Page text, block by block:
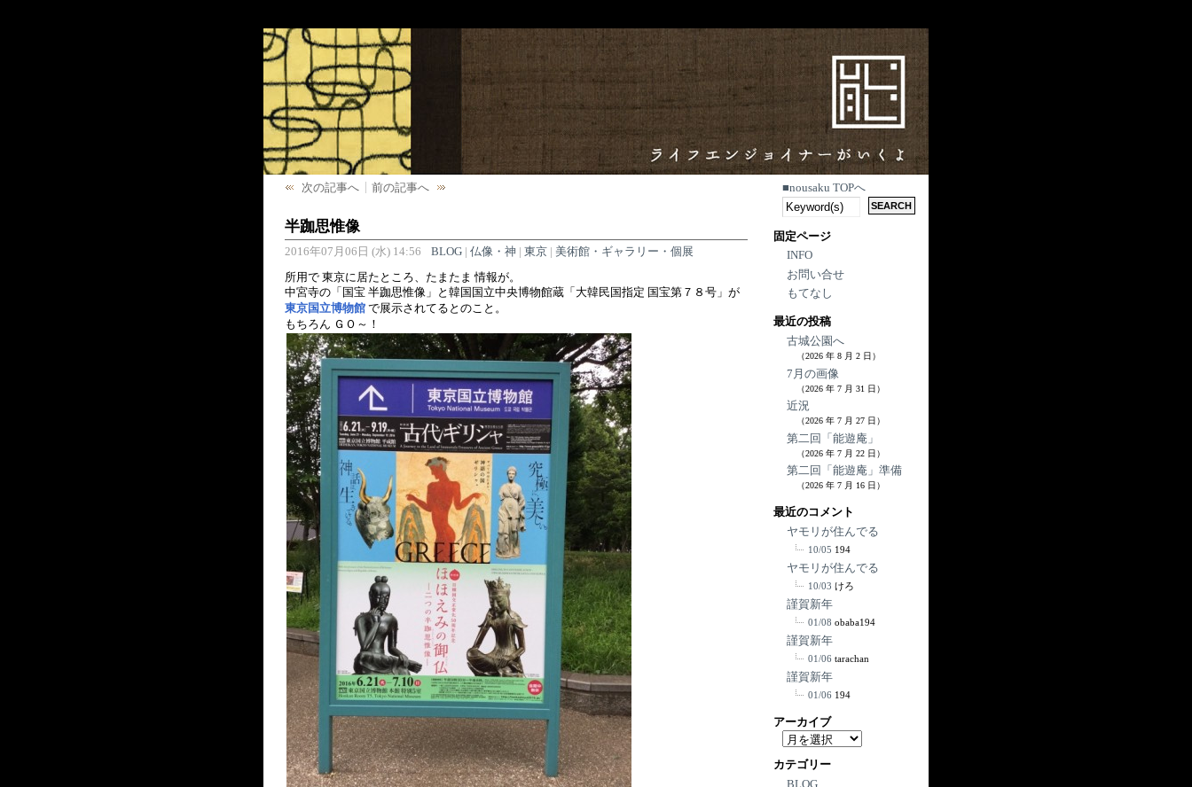
次の記事へ 前の記事へ
半跏思惟像
2016年07月06日 (水) 14:56 BLOG| 仏像・神 | 東京| 美術館・ギャラリー・個展
所用で 東京に居たところ、たまたま 情報が。
中宮寺の「国宝 半跏思惟像」と韓国国立中央博物館蔵「大韓民国指定 国宝第７８号」が
東京国立博物館 で展示されてるとのこと。
もちろん ＧＯ～！
■nousaku TOPへ
固定ページ
INFO
お問い合せ
もてなし
最近の投稿
古城公園へ
（2026 年 8 月 2 日）
7月の画像
（2026 年 7 月 31 日）
近況
（2026 年 7 月 27 日）
第二回「能遊庵」
（2026 年 7 月 22 日）
第二回「能遊庵」準備
（2026 年 7 月 16 日）
最近のコメント
ヤモリが住んでる
10/05 194
ヤモリが住んでる
10/03 けろ
謹賀新年
01/08 obaba194
謹賀新年
01/06 tarachan
謹賀新年
01/06 194
アーカイブ
ア
カ
カテゴリー
BLOG